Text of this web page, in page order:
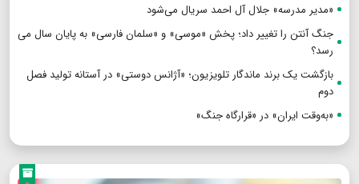
«مدیر مدرسه» جلال آل احمد سریال می‌شود
جنگ آنتن را تغییر داد؛ پخش «موسی» و «سلمان فارسی» به پایان سال می
رسد؟
بازگشت یک برند ماندگار تلویزیون؛ «آژانس دوستی» در آستانه تولید فصل
دوم
«به‌وقت ایران» در «قرارگاه جنگ»